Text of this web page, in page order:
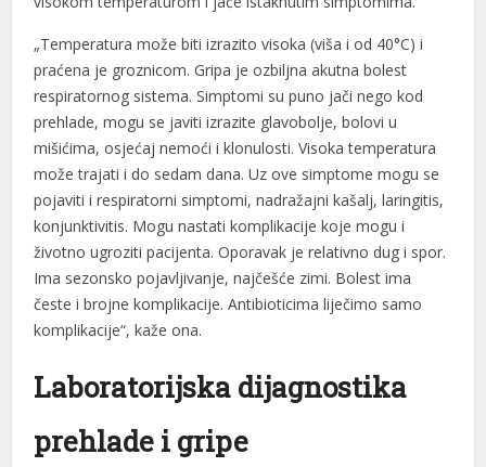
„Temperatura može biti izrazito visoka (viša i od 40°C) i
praćena je groznicom. Gripa je ozbiljna akutna bolest
respiratornog sistema. Simptomi su puno jači nego kod
prehlade, mogu se javiti izrazite glavobolje, bolovi u
mišićima, osjećaj nemoći i klonulosti. Visoka temperatura
može trajati i do sedam dana. Uz ove simptome mogu se
pojaviti i respiratorni simptomi, nadražajni kašalj, laringitis,
konjunktivitis. Mogu nastati komplikacije koje mogu i
životno ugroziti pacijenta. Oporavak je relativno dug i spor.
Ima sezonsko pojavljivanje, najčešće zimi. Bolest ima
česte i brojne komplikacije. Antibioticima liječimo samo
komplikacije“, kaže ona.
Laboratorijska dijagnostika
prehlade i gripe